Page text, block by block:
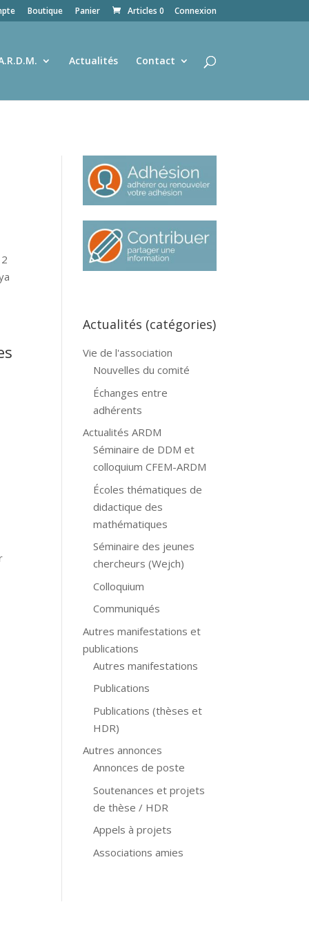
Connexion
Boutique Panier Articles 0
Actualités Contact
Actualités (catégories)
Vie de l'association
Nouvelles du comité
Échanges entre
adhérents
Actualités ARDM
Séminaire de DDM et
colloquium CFEM-ARDM
Écoles thématiques de
didactique des
mathématiques
Séminaire des jeunes
chercheurs (Wejch)
Colloquium
Communiqués
Autres manifestations et
publications
Autres manifestations
Publications
Publications (thèses et
HDR)
Autres annonces
Annonces de poste
Soutenances et projets
de thèse / HDR
Appels à projets
Associations amies